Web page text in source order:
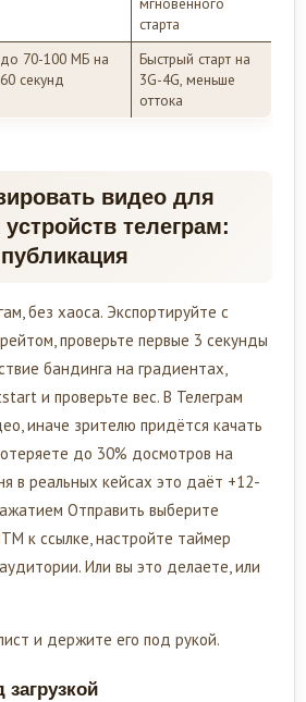
старта
до 70-100 МБ на
60 секунд
Быстрый старт на
3G-4G, меньше
оттока
видео для
телеграм:
без хаоса. Экспортируйте с
проверьте первые 3 секунды
бандинга на градиентах,
и проверьте вес. В Телеграм
иначе зрителю придётся качать
до 30% досмотров на
в реальных кейсах это даёт +12-
Отправить выберите
к ссылке, настройте таймер
Или вы это делаете, или
и держите его под рукой.
загрузкой